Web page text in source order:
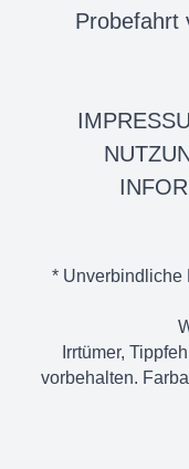
Probefahrt
* Unverbindliche
Irrtümer,
vorbehalten.